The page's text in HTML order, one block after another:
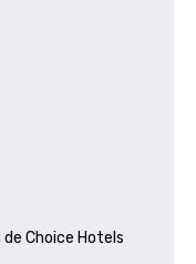
Choice Hotels